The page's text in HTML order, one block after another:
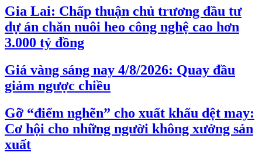
Gia Lai: Chấp thuận chủ trương đầu tư
dự án chăn nuôi heo công nghệ cao hơn
3.000 tỷ đồng
Giá vàng sáng nay 4/8/2026: Quay đầu
giảm ngược chiều
Gỡ “điểm nghẽn” cho xuất khẩu dệt may:
Cơ hội cho những người không xưởng sản
xuất